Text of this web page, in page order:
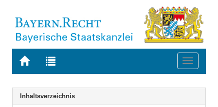
Zur
BAYERN.RECHT
Zur
letzten
Suche
Toggle
Navigation
Inhaltsverzeichnis